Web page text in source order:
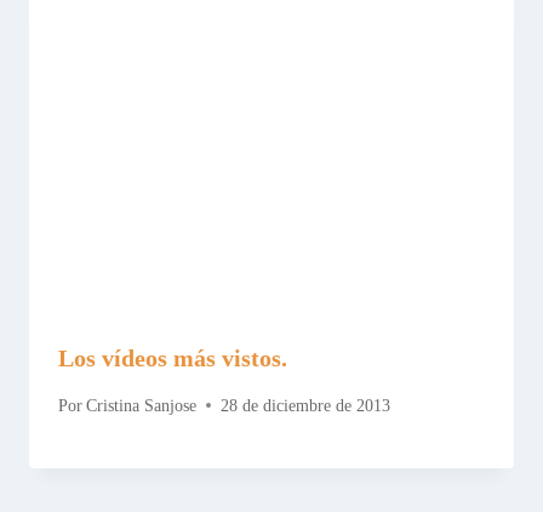
Los vídeos más vistos.
Por Cristina Sanjose 28 de diciembre de 2013